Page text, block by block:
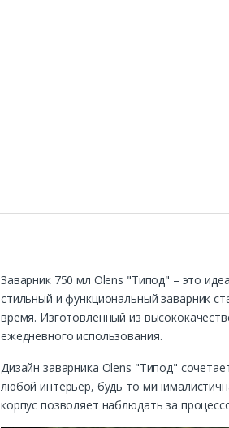
Заварник 750 мл Olens "Типод" – это
стильный и функциональный заварник
время. Изготовленный из
ежедневного использования.
Дизайн заварника Olens "Типод"
любой интерьер, будь то
корпус позволяет наблюдать за